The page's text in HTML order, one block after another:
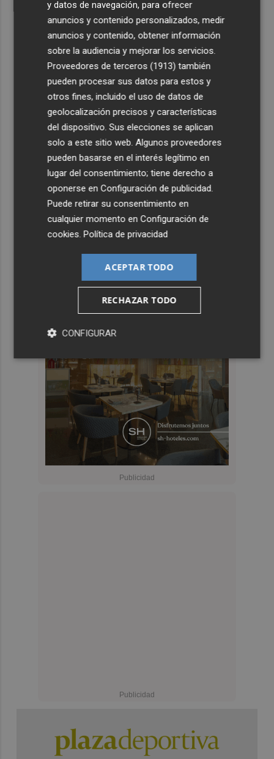
y datos de navegación, para ofrecer
anuncios y contenido personalizados, medir
anuncios y contenido, obtener información
sobre la audiencia y mejorar los servicios.
Proveedores de terceros (1913) también
pueden procesar sus datos para estos y
otros fines, incluido el uso de datos de
geolocalización precisos y características
del dispositivo. Sus elecciones se aplican
solo a este sitio web. Algunos proveedores
pueden basarse en el interés legítimo en
lugar del consentimiento; tiene derecho a
oponerse enConfiguración de publicidad
Puede retirar su consentimiento en
cualquier momento enConfiguración de
cookies .Política de privacidad
ACEPTAR TODO
RECHAZAR TODO
CONFIGURAR